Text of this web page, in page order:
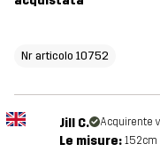
Nr articolo 10752
Jill C. Acquirente
Le misure: 152cm